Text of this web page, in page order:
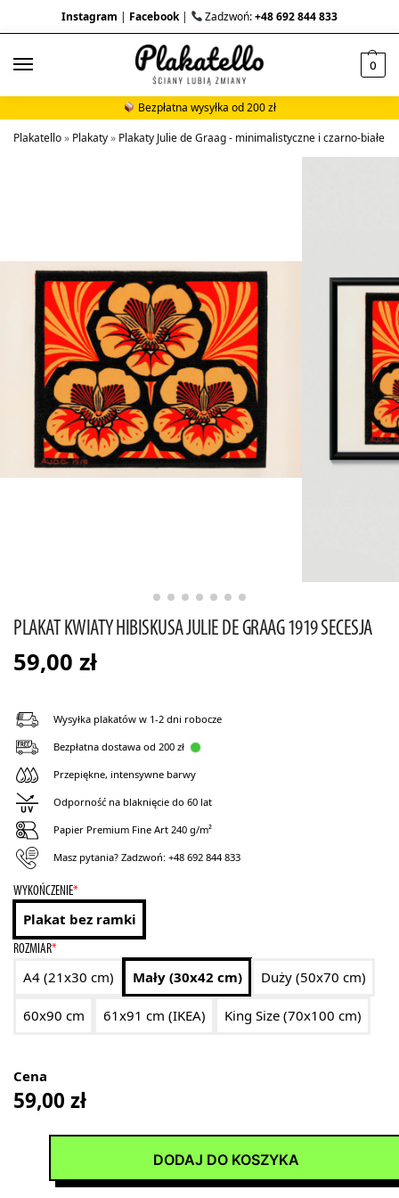
Instagram | Facebook| Zadzwoń:+48 692 844 833
0
Bezpłatna wysyłka od 200 zł
Plakatello» Plakaty» Plakaty Julie de Graag - minimalistyczne i czarno-białe
PLAKAT KWIATY HIBISKUSA JULIE DE GRAAG 1919 SECESJA
59,00 zł
Wysyłka plakatów w 1-2 dni robocze
Bezpłatna dostawa od 200 zł
Przepiękne, intensywne barwy
Odporność na blaknięcie do 60 lat
Papier Premium Fine Art 240 g/m²
Masz pytania? Zadzwoń: +48 692 844 833
*
WYKOŃCZENIE
Plakat bez ramki
*
ROZMIAR
A4 (21x30 cm) Mały (30x42 cm) Duży (50x70 cm)
60x90 cm 61x91 cm (IKEA) King Size (70x100 cm)
Cena
59,00 zł
DODAJ DO KOSZYKA